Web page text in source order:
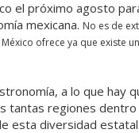
el próximo agosto
mexicana. No es de
ofrece ya que existe
a lo que hay
tantas regiones
esta diversidad